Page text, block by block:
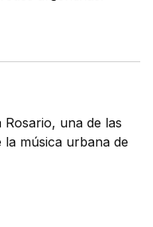
Rosario, una de las
la música urbana de